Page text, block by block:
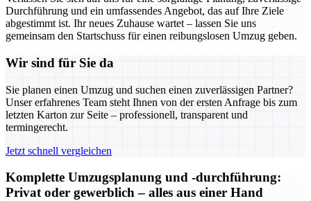
Durchführung und ein umfassendes Angebot, das auf Ihre Ziele
abgestimmt ist. Ihr neues Zuhause wartet – lassen Sie uns
gemeinsam den Startschuss für einen reibungslosen Umzug geben.
Wir sind für Sie da
Sie planen einen Umzug und suchen einen zuverlässigen Partner?
Unser erfahrenes Team steht Ihnen von der ersten Anfrage bis zum
letzten Karton zur Seite – professionell, transparent und
termingerecht.
Jetzt schnell vergleichen
Komplette Umzugsplanung und -durchführung:
Privat oder gewerblich – alles aus einer Hand